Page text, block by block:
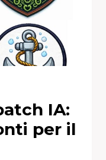
IA:
per il